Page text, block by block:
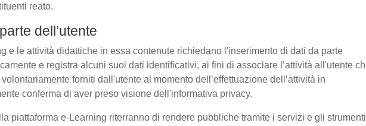
reato.
dell’utente
e le attività didattiche in essa contenute richiedano l'inserimento di dati da parte
e registra alcuni suoi dati identificativi, ai fini di associare l’attività all'utente
forniti dall'utente al momento dell’effettuazione dell’attività in
conferma di aver preso visione dell'informativa privacy.
piattaforma e-Learning riterranno di rendere pubbliche tramite i servizi e gli strumenti